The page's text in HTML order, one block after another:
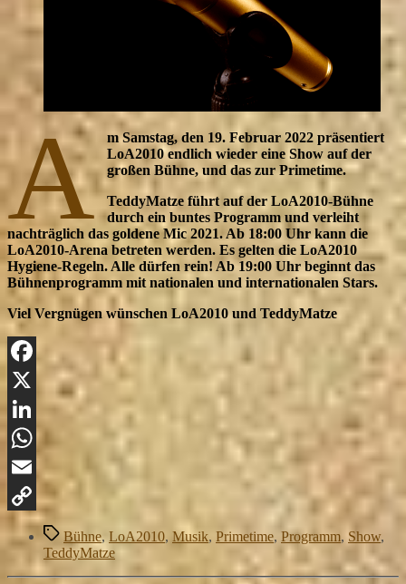
A
m Samstag, den 19. Februar 2022 präsentiert
LoA2010 endlich wieder eine Show auf der
großen Bühne, und das zur Primetime.
TeddyMatze führt auf der LoA2010-Bühne
durch ein buntes Programm und verleiht
nachträglich das goldene Mic 2021. Ab 18:00 Uhr kann die
LoA2010-Arena betreten werden. Es gelten die LoA2010
Hygiene-Regeln. Alle dürfen rein! Ab 19:00 Uhr beginnt das
Bühnenprogramm mit nationalen und internationalen Stars.
Viel Vergnügen wünschen LoA2010 und TeddyMatze
Facebook
X
LinkedIn
WhatsApp
Email
Copy
Link
Schlagwörter
Bühne, LoA2010, Musik, Primetime, Programm, Show,
TeddyMatze